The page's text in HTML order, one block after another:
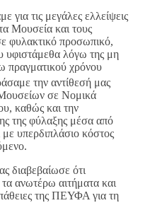
για τις μεγάλες ελλείψεις
Μουσεία και τους
φυλακτικό προσωπικό,
υφιστάμεθα λόγω της μη
πραγματικού χρόνου
την αντίθεσή μας
σε Νομικά
καθώς και την
της φύλαξης μέσα από
με υπερδιπλάσιο κόστος
διαβεβαίωσε ότι
ανωτέρω αιτήματα και
της ΠΕΥΦΑ για τη